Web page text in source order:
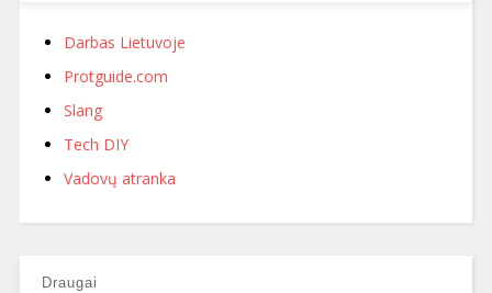
Darbas Lietuvoje
Protguide.com
Slang
Tech DIY
Vadovų atranka
Draugai